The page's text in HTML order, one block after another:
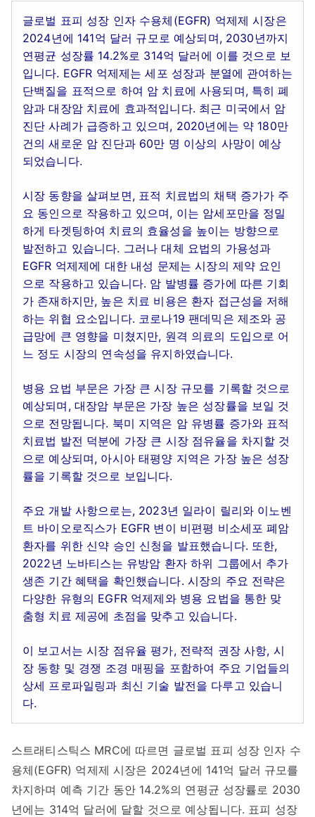
글로벌 표피 성장 인자 수용체(EGFR) 억제제 시장은
2024년에 141억 달러 규모로 예상되며, 2030년까지
연평균 성장률 14.2%로 314억 달러에 이를 것으로 보
입니다. EGFR 억제제는 세포 성장과 분열에 관여하는
단백질을 표적으로 하여 암 치료에 사용되며, 특히 폐
암과 대장암 치료에 효과적입니다. 최근 미국에서 암
진단 사례가 급증하고 있으며, 2020년에는 약 180만
건의 새로운 암 진단과 60만 명 이상의 사망이 예상
되었습니다.
시장 동향을 살펴보면, 표적 치료법의 채택 증가가 주
요 동인으로 작용하고 있으며, 이는 암세포만을 정밀
하게 타겟팅하여 치료의 효율성을 높이는 방향으로
발전하고 있습니다. 그러나 대체 요법의 가용성과
EGFR 억제제에 대한 내성 문제는 시장의 제약 요인
으로 작용하고 있습니다. 암 발병률 증가에 따른 기회
가 존재하지만, 높은 치료 비용은 환자 접근성을 저해
하는 위협 요소입니다. 코로나19 팬데믹은 제조와 공
급망에 큰 영향을 미쳤지만, 원격 의료의 도입으로 어
느 정도 시장의 연속성을 유지하였습니다.
병용 요법 부문은 가장 큰 시장 규모를 기록할 것으로
예상되며, 대장암 부문은 가장 높은 성장률을 보일 것
으로 전망됩니다. 북미 지역은 암 유병률 증가와 표적
치료법 발전 덕분에 가장 큰 시장 점유율을 차지할 것
으로 예상되며, 아시아 태평양 지역은 가장 높은 성장
률을 기록할 것으로 보입니다.
주요 개발 사항으로는, 2023년 일라이 릴리와 이노벤
트 바이오로직스가 EGFR 변이 비편평 비소세포 폐암
환자를 위한 신약 승인 신청을 발표했습니다. 또한,
2022년 노바티스는 유방암 환자 하위 그룹에서 추가
생존 기간 혜택을 확인했습니다. 시장의 주요 전략은
다양한 유형의 EGFR 억제제와 병용 요법을 통한 맞
춤형 치료 제공에 초점을 맞추고 있습니다.
이 보고서는 시장 점유율 평가, 전략적 권장 사항, 시
장 동향 및 경쟁 조경 매핑을 포함하여 주요 기업들의
상세 프로파일링과 최신 기술 발전을 다루고 있습니
다.
스트래티스틱스 MRC에 따르면 글로벌 표피 성장 인자 수
용체(EGFR) 억제제 시장은 2024년에 141억 달러 규모를
차지하며 예측 기간 동안 14.2%의 연평균 성장률로 2030
년에는 314억 달러에 달할 것으로 예상됩니다. 표피 성장